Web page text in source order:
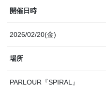
開催日時
2026/02/20(金)
場所
PARLOUR『SPIRAL』